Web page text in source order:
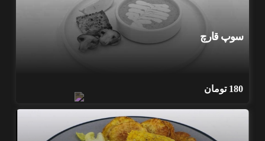
سوپ قارچ
180 تومان